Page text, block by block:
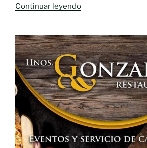
Continuar leyendo«IX
BÁDMINTON
INTERESCUELAS»